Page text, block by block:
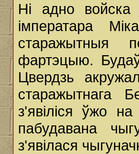
Ні адно
імператара
старажытныя
фартэцыю.
Цвердзь
старажытнага
з'явіліся ўжо
пабудавана
з'явілася